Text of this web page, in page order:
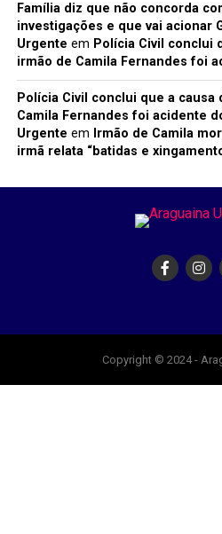
Família diz que não concorda
investigações e que vai acionar
Urgente em Polícia Civil conclui
irmão de Camila Fernandes foi
Polícia Civil conclui que a causa
Camila Fernandes foi acidente
Urgente em Irmão de Camila
irmã relata “batidas e
Copyright © 2024 -